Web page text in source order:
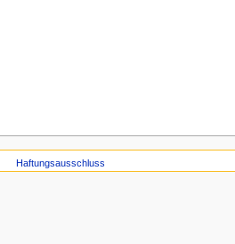
Haftungsausschluss